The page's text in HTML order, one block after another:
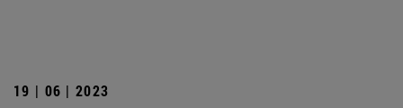
19 | 06 | 2023